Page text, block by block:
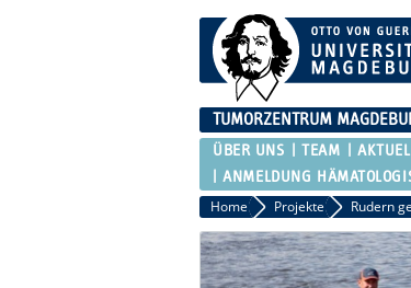
TUMORZENTRUM
ÜBER UNS TEAM
ANMELDUNG
Home Projekte Rudern